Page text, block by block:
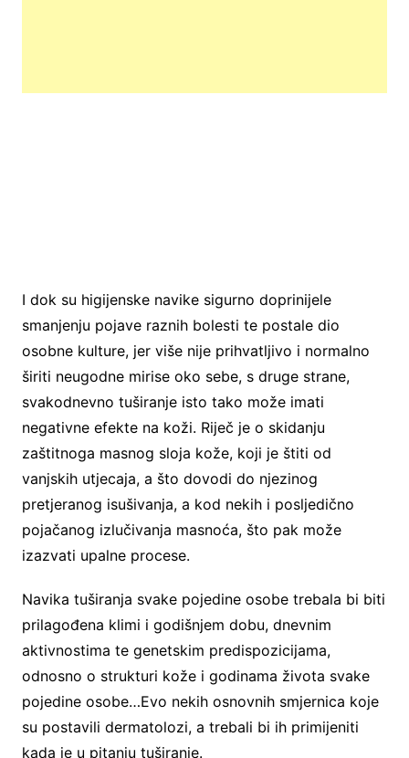
I dok su higijenske navike sigurno doprinijele
smanjenju pojave raznih bolesti te postale dio
osobne kulture, jer više nije prihvatljivo i normalno
širiti neugodne mirise oko sebe, s druge strane,
svakodnevno tuširanje isto tako može imati
negativne efekte na koži. Riječ je o skidanju
zaštitnoga masnog sloja kože, koji je štiti od
vanjskih utjecaja, a što dovodi do njezinog
pretjeranog isušivanja, a kod nekih i posljedično
pojačanog izlučivanja masnoća, što pak može
izazvati upalne procese.
Navika tuširanja svake pojedine osobe trebala bi biti
prilagođena klimi i godišnjem dobu, dnevnim
aktivnostima te genetskim predispozicijama,
odnosno o strukturi kože i godinama života svake
pojedine osobe…Evo nekih osnovnih smjernica koje
su postavili dermatolozi, a trebali bi ih primijeniti
kada je u pitanju tuširanje.